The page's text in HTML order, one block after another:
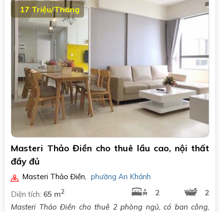
17 Triệu/Tháng
Masteri Thảo Điền cho thuê lầu cao, nội thất
đầy đủ
Masteri Thảo Điền, phường An Khánh
Diện tích: 65 m2 2
2
Masteri Thảo Điền cho thuê 2 phòng ngủ, có ban công,